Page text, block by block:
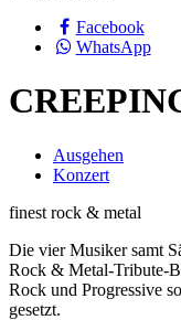
Facebook
WhatsApp
Ausgehen
Konzert
finest rock & metal
Die vier Musiker samt
Rock & Metal-Tribute-
Rock und Progressive
gesetzt.